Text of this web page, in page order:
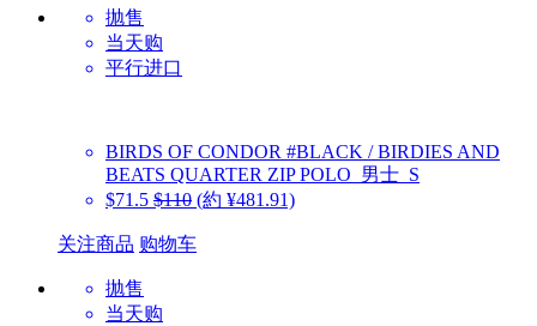
抛售
当天购
平行进口
BIRDS OF CONDOR #BLACK / BIRDIES AND
BEATS QUARTER ZIP POLO_男士_S
$71.5 $110 (約 ¥481.91)
关注商品 购物车
抛售
当天购